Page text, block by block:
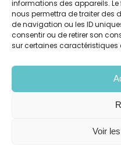
informations des appareils.
nous permettra de traiter des
de navigation ou les ID
consentir ou de retirer son
sur certaines caractéristiques
Voir
Sur
Pour